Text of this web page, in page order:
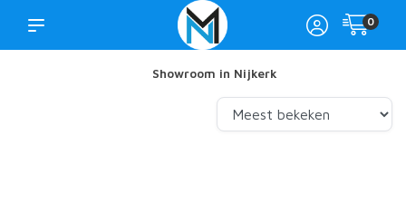
0
Showroom in Nijkerk